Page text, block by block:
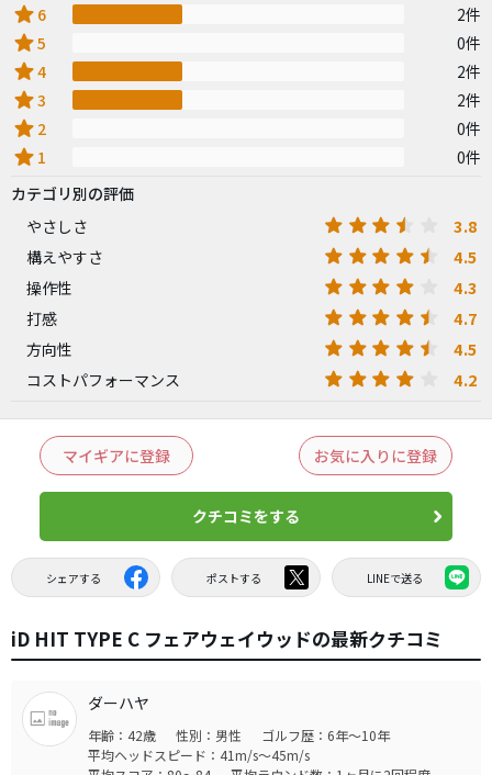
star 6 2件
star5 0件
star4 2件
star3 2件
star 2 0件
star 1
0件
カテゴリ別の評価
やさしさ
3.8
構えやすさ 4.5
操作性 4.3
打感 4.7
方向性 4.5
コストパフォーマンス 4.2
マイギアに登録 お気に入りに登録
クチコミをする
シェアする ポストする LINEで送る
iD HIT TYPE C フェアウェイウッドの最新クチコミ
ダーハヤ
年齢：42歳 性別：男性
ゴルフ歴：6年～10年
平均ヘッドスピード：41m/s～45m/s